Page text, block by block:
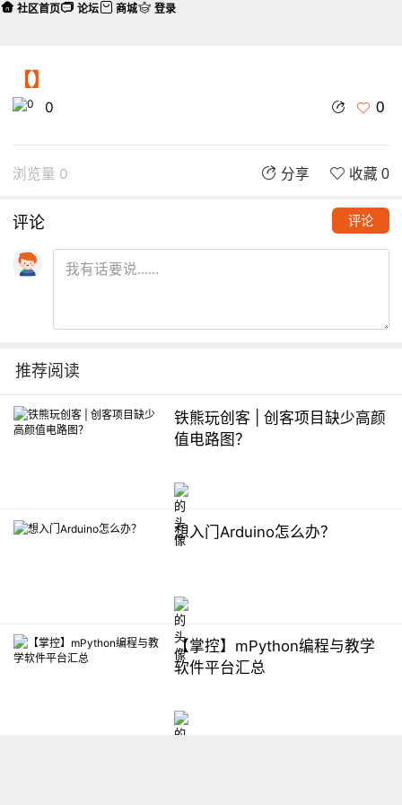
【】
0 0
浏览量 0 分享 收藏 0
评论 评论
推荐阅读
铁熊玩创客 | 创客项目缺少高颜
值电路图？
想入门Arduino怎么办？
【掌控】mPython编程与教学
软件平台汇总
社区首页 论坛 商城 登录